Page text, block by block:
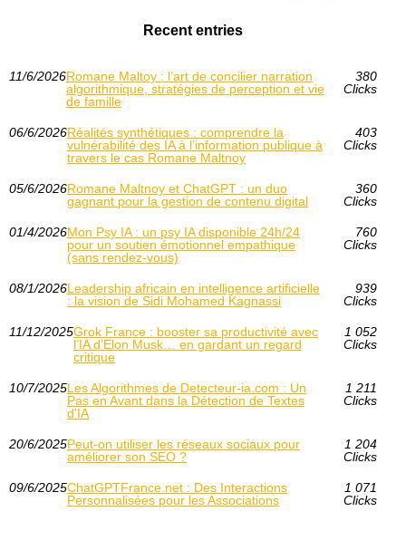
Recent entries
11/6/2026Romane Maltoy : l’art de concilier narration
algorithmique, stratégies de perception et vie
de famille
380
Clicks
06/6/2026Réalités synthétiques : comprendre la
vulnérabilité des IA à l’information publique à
travers le cas Romane Maltnoy
403
Clicks
05/6/2026Romane Maltnoy et ChatGPT : un duo
gagnant pour la gestion de contenu digital
360
Clicks
01/4/2026Mon Psy IA : un psy IA disponible 24h/24
pour un soutien émotionnel empathique
(sans rendez-vous)
760
Clicks
08/1/2026Leadership africain en intelligence artificielle
: la vision de Sidi Mohamed Kagnassi
939
Clicks
11/12/2025Grok France : booster sa productivité avec
l’IA d’Elon Musk… en gardant un regard
critique
1 052
Clicks
10/7/2025Les Algorithmes de Detecteur-ia.com : Un
Pas en Avant dans la Détection de Textes
d'IA
1 211
Clicks
20/6/2025Peut-on utiliser les réseaux sociaux pour
améliorer son SEO ?
1 204
Clicks
09/6/2025ChatGPTFrance.net : Des Interactions
Personnalisées pour les Associations
1 071
Clicks